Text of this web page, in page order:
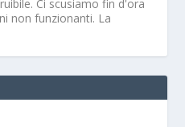
Ci scusiamo fin d'ora
non funzionanti. La